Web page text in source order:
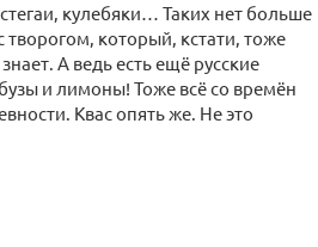
кулебяки… Таких нет больше
творогом, который, кстати, тоже
А ведь есть ещё русские
и лимоны! Тоже всё со времён
Квас опять же. Не это